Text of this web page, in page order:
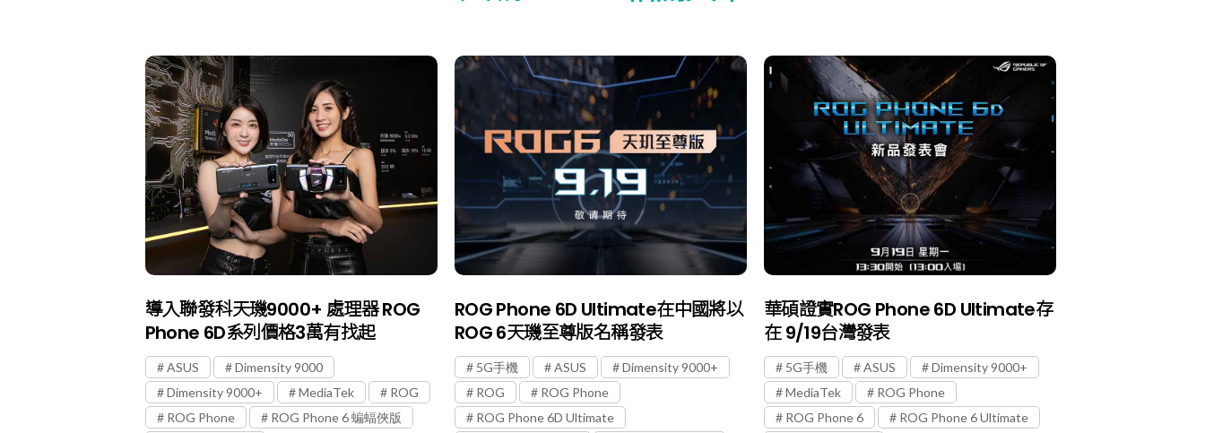
導入聯發科天璣9000+ 處理器 ROG
Phone 6D系列價格3萬有找起
ASUS
Dimensity 9000
Dimensity 9000+
MediaTek
ROG
ROG Phone
ROG Phone 6 蝙蝠俠版
ROG Phone 6D Ultimate在中國將以
ROG 6天璣至尊版名稱發表
5G手機 ASUS
Dimensity 9000+
ROG
ROG Phone
ROG Phone 6D Ultimate
華碩證實ROG Phone 6D Ultimate存
在 9/19台灣發表
5G手機 ASUS
Dimensity 9000+
MediaTek
ROG Phone
ROG Phone 6
ROG Phone 6 Ultimate